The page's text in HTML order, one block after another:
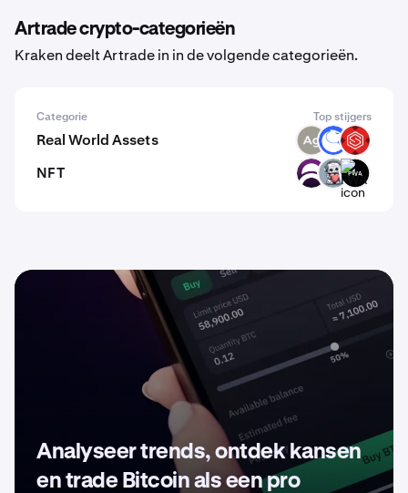
Artrade crypto-categorieën
Kraken deelt Artrade in in de volgende categorieën.
Categorie Top stijgers
Real World Assets SLVR ANT SBETX
NFT DAR EMT FWA
Analyseer trends, ontdek kansen
en trade Bitcoin als een pro